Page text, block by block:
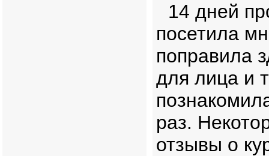
14 дней
посетила
поправила
для лица и
раз.
отзывы о